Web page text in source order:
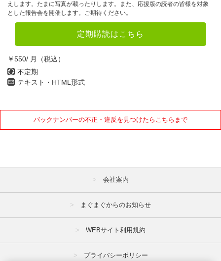
えします。たまに写真が載ったりします。また、応援版の読者の皆様を対象
とした報告会を開催します。ご期待ください。
定期購読はこちら
￥550/ 月（税込）
不定期
テキスト・HTML形式
バックナンバーの不正・違反を見つけたらこちらまで
会社案内
まぐまぐからのお知らせ
WEBサイト利用規約
プライバシーポリシー